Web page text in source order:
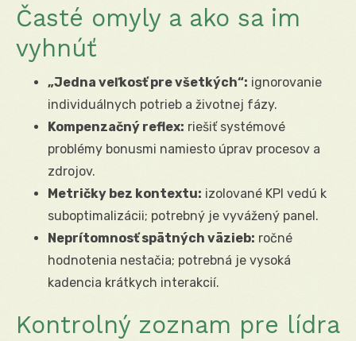
Časté omyly a ako sa im
vyhnúť
„Jedna veľkosť pre všetkých“: ignorovanie
individuálnych potrieb a životnej fázy.
Kompenzačný reflex: riešiť systémové
problémy bonusmi namiesto úprav procesov a
zdrojov.
Metričky bez kontextu: izolované KPI vedú k
suboptimalizácii; potrebný je vyvážený panel.
Neprítomnosť spätných väzieb: ročné
hodnotenia nestačia; potrebná je vysoká
kadencia krátkych interakcií.
Kontrolný zoznam pre lídra